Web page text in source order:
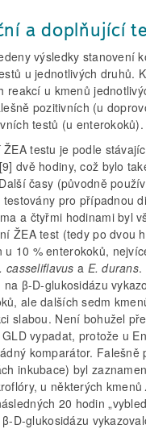
a doplňující
výsledky stanovení
u jednotlivých druhů.
reakcí u kmenů
pozitivních (u
testů (u enterokoků).
testu je podle
dvě hodiny, což bylo
časy (původně
pro případnou
a čtyřmi hodinami byl
ŽEA test (tedy po dvou
u 10 % enterokoků,
casseliflavus a E. durans.
β-D-glukosidázu
ale dalších sedm
slabou. Není bohužel
vypadat, protože u
komparátor. Falešně
inkubace) byl
u některých kmenů
20 hodin
D-glukosidázu